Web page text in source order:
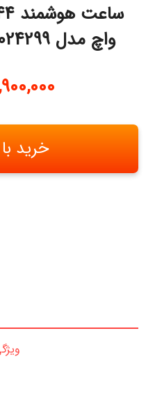
واچ مدل 024299 با بند سیلیکونی
خرید